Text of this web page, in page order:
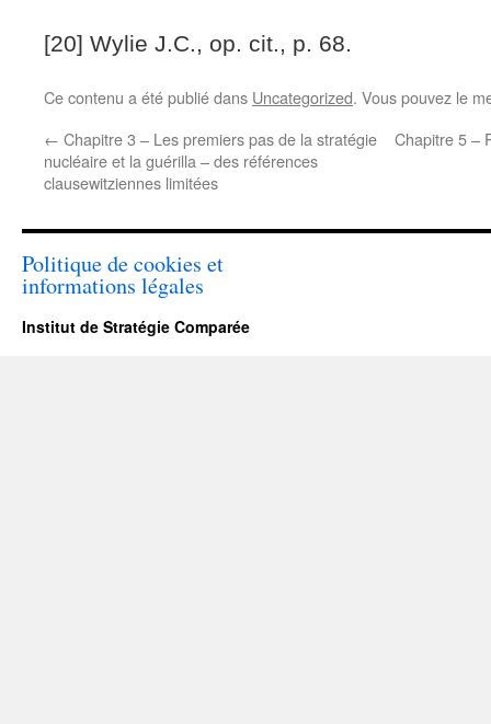
[20] Wylie J.C., op. cit., p. 68.
Ce contenu a été publié dans Uncategorized. Vous pouvez le
← Chapitre 3 – Les premiers pas de la stratégie
nucléaire et la guérilla – des références
clausewitziennes limitées
Chapitre 5 –
Politique de cookies et
informations légales
Institut de Stratégie Comparée